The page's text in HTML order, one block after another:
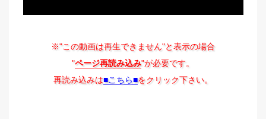
※"この動画は再生できません"と表示の場合
"ページ再読み込み"が必要です。
再読み込みは■こちら■をクリック下さい。